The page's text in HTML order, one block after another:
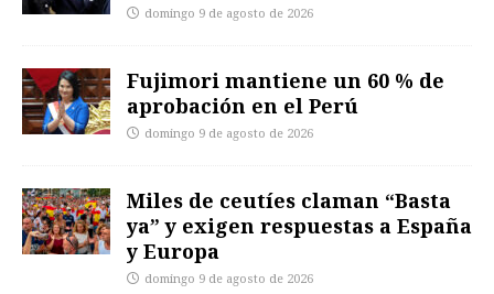
domingo 9 de agosto de 2026
Fujimori mantiene un 60 % de
aprobación en el Perú
domingo 9 de agosto de 2026
Miles de ceutíes claman “Basta
ya” y exigen respuestas a España
y Europa
domingo 9 de agosto de 2026